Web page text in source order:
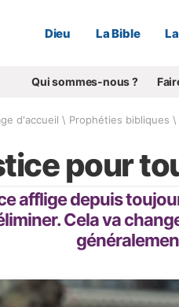
Dieu La Bible
Qui sommes-nous ?
d'accueil \ Prophéties bibliques \
pour
afflige depuis
Cela va